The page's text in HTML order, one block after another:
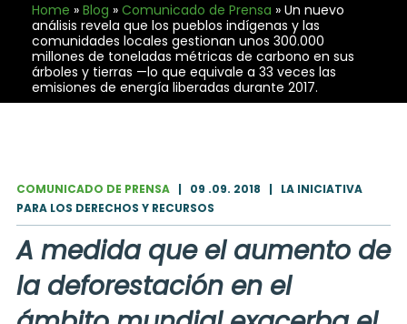
Home » Blog » Comunicado de Prensa » Un nuevo
análisis revela que los pueblos indígenas y las
comunidades locales gestionan unos 300.000
millones de toneladas métricas de carbono en sus
árboles y tierras —lo que equivale a 33 veces las
emisiones de energía liberadas durante 2017.
COMUNICADO DE PRENSA | 09 .09. 2018 | LA INICIATIVA
PARA LOS DERECHOS Y RECURSOS
A medida que el aumento de
la deforestación en el